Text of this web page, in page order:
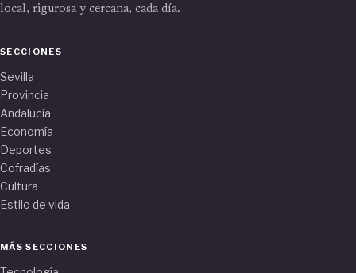
local, rigurosa y cercana, cada día.
SECCIONES
Sevilla
Provincia
Andalucía
Economía
Deportes
Cofradías
Cultura
Estilo de vida
MÁS SECCIONES